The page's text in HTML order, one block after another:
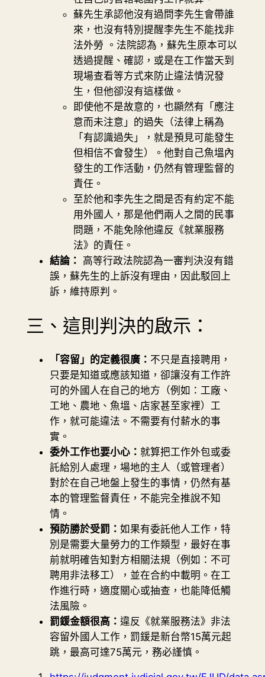
蘇先生承認他沒有過問李先生會帶誰
來，也沒有特別提醒李先生不能找非
法外勞 。法院認為，蘇先生原本可以
透過提醒、確認，或是在工作當天到
現場查看等方式來防止違法情況發
生，但他卻沒有這樣做。
即使他不是故意的，也顯然有「應注
意而未注意」的過失（法律上稱為
「有認識過失」，就是預見可能發生
但相信不會發生）。他對自己魚塭內
發生的工作活動，仍然有管理監督的
責任。
至於他和李先生之間是否有約定不能
用外國人，那是他們兩人之間的民事
問題，不能免除他違反《就業服務
法》的責任。
結論： 高等行政法院認為一審判決沒有錯
誤，蘇先生的上訴沒有理由，因此駁回上
訴，維持原判。
三、這則判決的啟示：
「容留」的定義很廣： 不只是直接聘用，
只要是知道或應該知道，卻讓沒有工作許
可的外國人在自己的地方（例如：工廠、
工地、農地、魚塭、店家甚至家裡）工
作，就可能違法。不需要有付薪水的事
實。
委外工作也要小心： 就算把工作外包或委
託給別人處理，場地的主人（或管理者）
對於在自己地盤上發生的事情，仍然有基
本的管理監督責任，不能完全推說不知
情。
預防勝於受罰： 如果有委託他人工作，特
別是需要大量勞力的工作類型，最好在事
前就明確告知對方相關法規（例如：不可
聘用非法移工），並在合約中載明。在工
作進行時，適度關心或抽查，也能降低觸
法風險。
罰鍰金額很高： 違反《就業服務法》非法
容留外國人工作，罰鍰是新台幣15萬元起
跳，最高可達75萬元，務必謹慎。